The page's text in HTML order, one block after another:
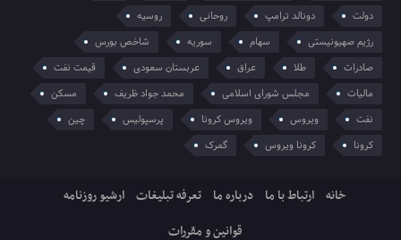
دولت
دونالد ترامپ روحانی
روسیه
رژیم صهیونیستی
سهام سوریه
شاخص بورس
صادرات
طلا عراق عربستان سعودی
قیمت نفت
مالیات
مجلس شورای اسلامی محمد جواد ظریف
مسکن
نفت
ویروس ویروس کرونا پرسپولیس
چین
کرونا
کرونا ویروس گمرک
خانه ارتباط با ما درباره ما تعرفه تبلیغات ارشیو روزنامه
قوانین و مقررات